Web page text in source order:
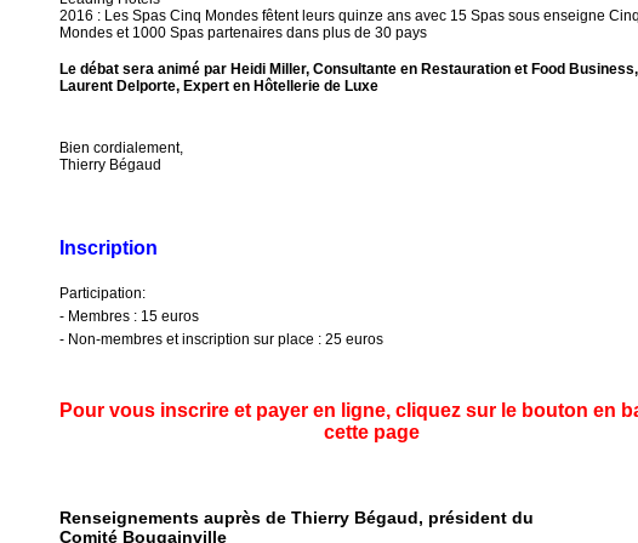
2016 : Les Spas Cinq Mondes fêtent leurs quinze ans avec 15 Spas sous enseigne Cinq
Mondes et 1000 Spas partenaires dans plus de 30 pays
Le débat sera animé par Heidi Miller, Consultante en Restauration et Food
Laurent Delporte, Expert en Hôtellerie de Luxe
Bien cordialement,
Thierry Bégaud
Inscription
Participation:
- Membres : 15 euros
- Non-membres et inscription sur place : 25 euros
Pour vous inscrire et payer en ligne, cliquez sur le bouton en
cette page
Renseignements auprès de Thierry Bégaud, président du
Comité Bougainville